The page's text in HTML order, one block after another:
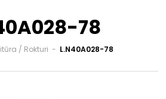
78
/ Rokturi - L.N40A028-78